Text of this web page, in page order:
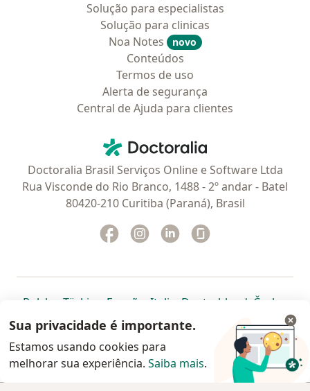
Solução para especialistas
Solução para clinicas
Noa Notes
novo
Conteúdos
Termos de uso
Alerta de segurança
Central de Ajuda para clientes
Doctoralia - Homepage
Doctoralia Brasil Serviços Online e Software Ltda
Rua Visconde do Rio Branco, 1488 - 2º andar - Batel
80420-210 Curitiba (Paraná), Brasil
Facebook
abre num novo separador
Instagram
abre num novo separador
Linkedin
abre num novo
Polska abre num novo separador
Türkiye abre num novo separador
España abre num novo separador
Italia abre num novo
Deutschlandabre num
Česko
Portugal abre num novo separador
, México abre num novo separador
, abre num novo separador
Brasil abre num novoabre num
abre
Colombia abre num novo
www.doctoralia.com.br © 2026 - Agende agora sua
Sua privacidade é importante.
Estamos usando cookies para
melhorar sua experiência. Saiba mais.